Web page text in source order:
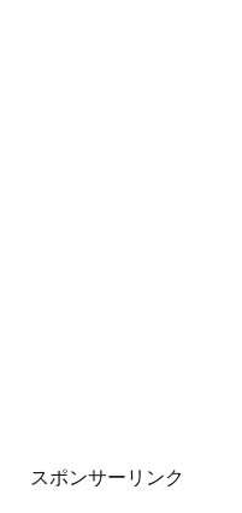
スポンサーリンク